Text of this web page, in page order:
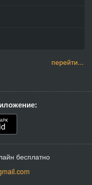
перейти...
бесплатно